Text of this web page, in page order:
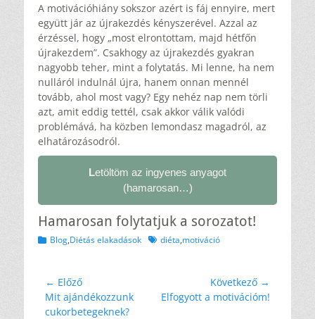
A motivációhiány sokszor azért is fáj ennyire, mert
együtt jár az újrakezdés kényszerével. Azzal az
érzéssel, hogy „most elrontottam, majd hétfőn
újrakezdem”. Csakhogy az újrakezdés gyakran
nagyobb teher, mint a folytatás. Mi lenne, ha nem
nulláról indulnál újra, hanem onnan mennél
tovább, ahol most vagy? Egy nehéz nap nem törli
azt, amit eddig tettél, csak akkor válik valódi
problémává, ha közben lemondasz magadról, az
elhatározásodról.
Letöltöm az ingyenes anyagot
(hamarosan…)
Hamarosan folytatjuk a sorozatot!
Kategóriák
Blog,Diétás elakadások Címkék
diéta,motiváció
Bejegyzés
navigáció
← Előző
Előző
bejegyzés
Mit ajándékozzunk
cukorbetegeknek?
Következő →
Következő
Elfogyott a motivációm!